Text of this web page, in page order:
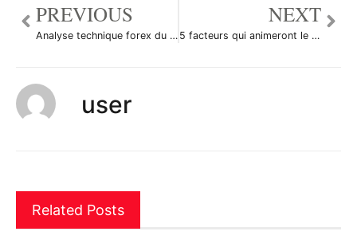
PREVIOUS
Analyse technique forex du 08/01/2015
NEXT
5 facteurs qui animeront le forex en ce début 2015
user
Related Posts